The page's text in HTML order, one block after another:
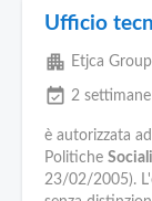
Ufficio
apartment Etjca
event_available 2
è autorizzata
Politiche Sociali
23/02/2005).